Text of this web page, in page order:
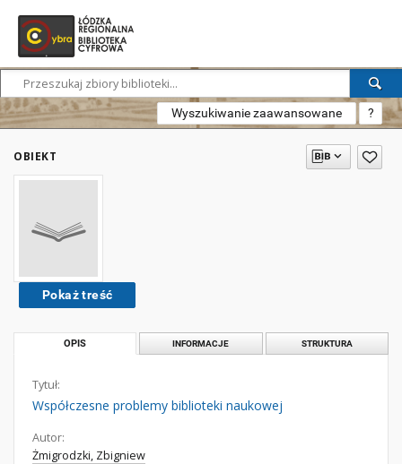
Wyszukiwanie zaawansowane ?
OBIEKT
Pokaż treść
OPIS INFORMACJE STRUKTURA
Tytuł:
Współczesne problemy biblioteki naukowej
Autor:
Żmigrodzki, Zbigniew